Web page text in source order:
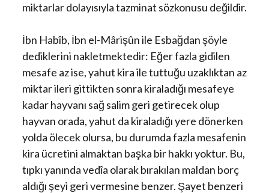
miktarlar dolayısıyla tazminat sözkonusu değildir.
İbn Habîb, İbn el-Mârişûn ile Esbağdan şöyle
dediklerini nakletmektedir: Eğer fazla gidilen
mesafe az ise, yahut kira ile tuttuğu uzaklıktan az
miktar ileri gittikten sonra kiraladığı mesafeye
kadar hayvanı sağ salim geri getirecek olup
hayvan orada, yahut da kiraladığı yere dönerken
yolda ölecek olursa, bu durumda fazla mesafenin
kira ücretini almaktan başka bir hakkı yoktur. Bu,
tıpkı yanında vedîa olarak bırakılan maldan borç
aldığı şeyi geri vermesine benzer. Şayet benzeri